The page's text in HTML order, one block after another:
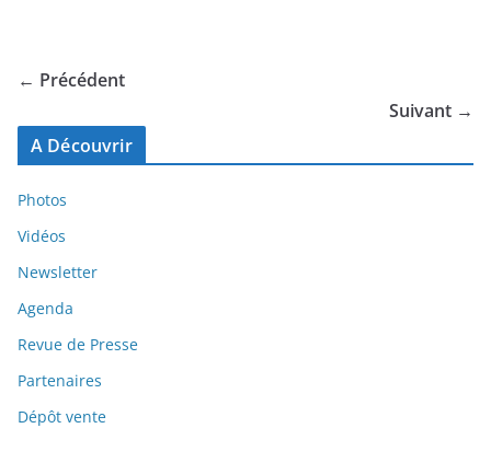
← Précédent
Suivant →
A Découvrir
Photos
Vidéos
Newsletter
Agenda
Revue de Presse
Partenaires
Dépôt vente